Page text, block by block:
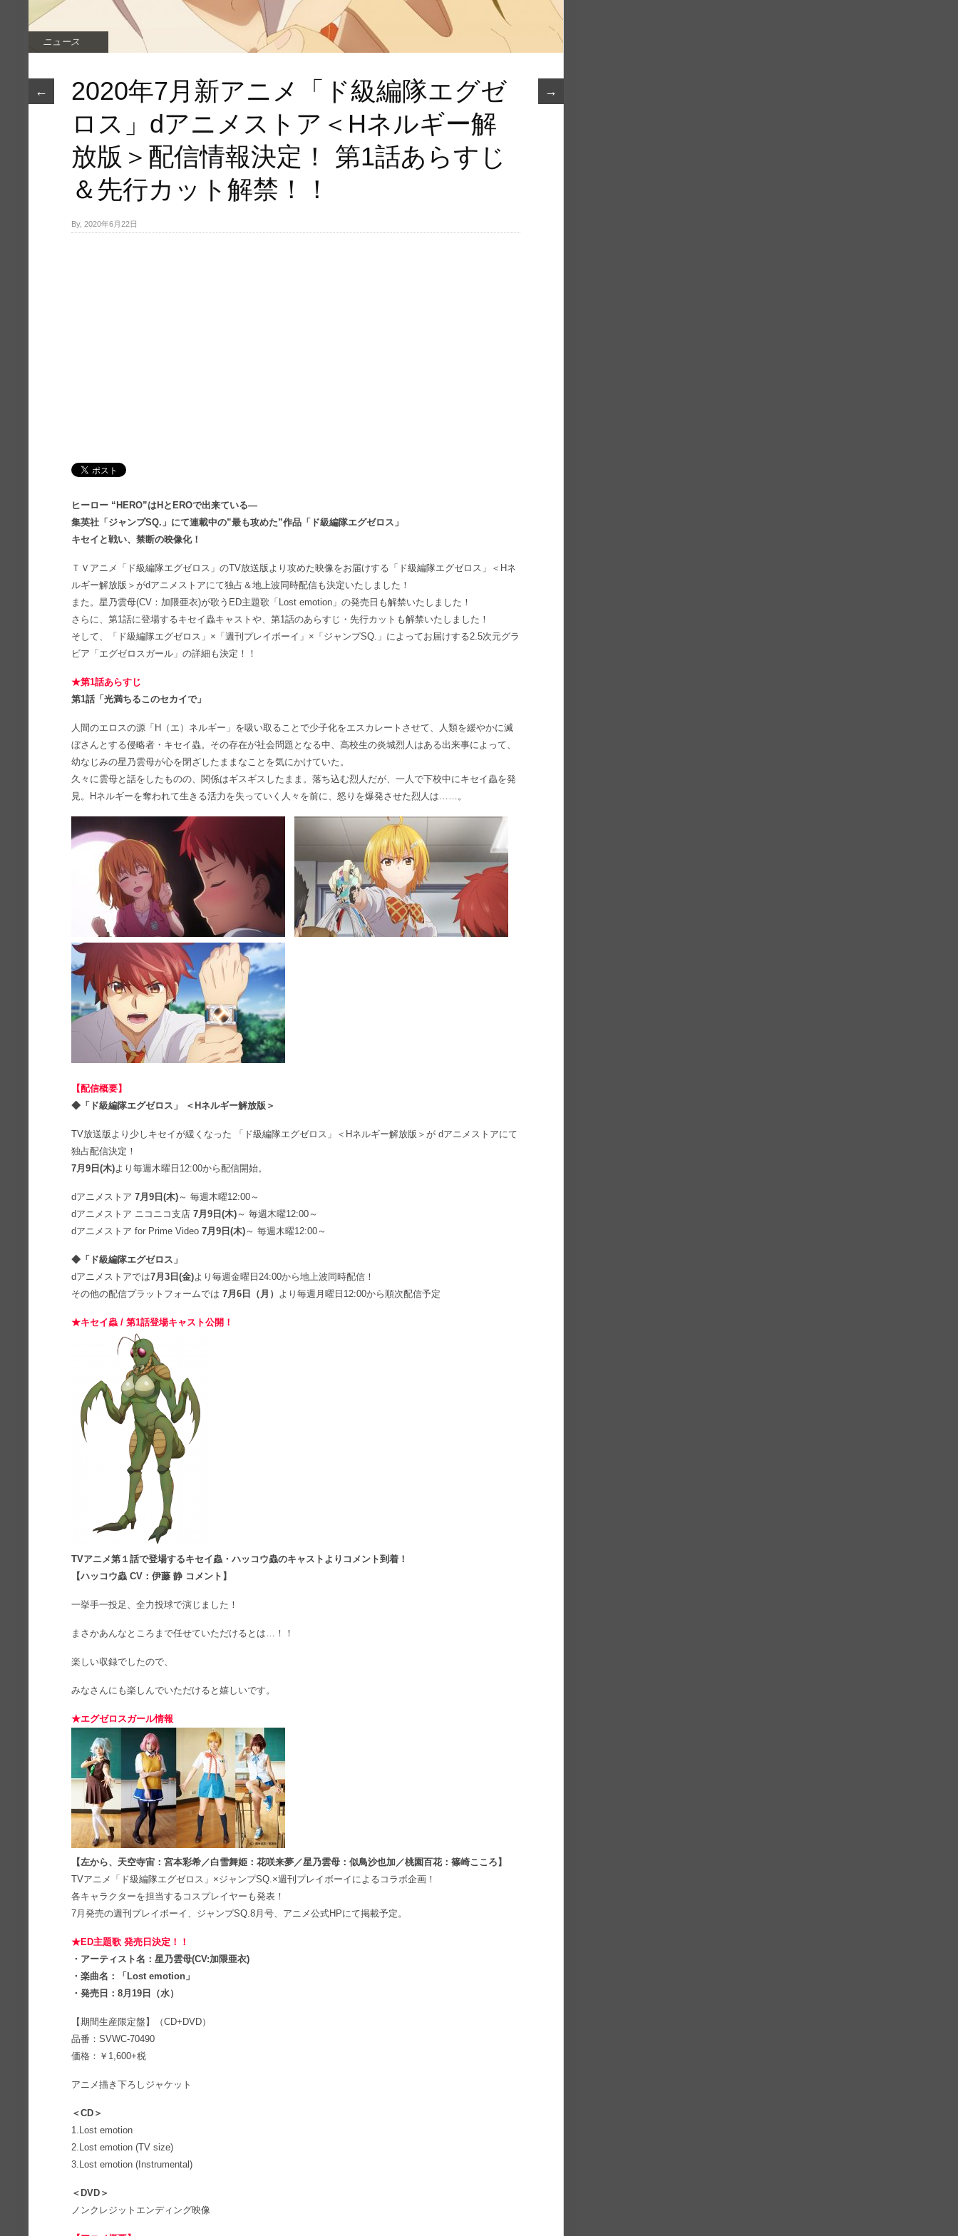
ニュース
← →
2020年7月新アニメ「ド級編隊エグゼ
ロス」dアニメストア＜Hネルギー解
放版＞配信情報決定！ 第1話あらすじ
＆先行カット解禁！！
By, 2020年6月22日
ヒーロー “HERO”はHとEROで出来ている―
集英社「ジャンプSQ.」にて連載中の”最も攻めた”作品「ド級編隊エグゼロス」
キセイと戦い、禁断の映像化！
ＴＶアニメ「ド級編隊エグゼロス」のTV放送版より攻めた映像をお届けする「ド級編隊エグゼロス」＜Hネ
ルギー解放版＞がdアニメストアにて独占＆地上波同時配信も決定いたしました！
また。星乃雲母(CV：加隈亜衣)が歌うED主題歌「Lost emotion」の発売日も解禁いたしました！
さらに、第1話に登場するキセイ蟲キャストや、第1話のあらすじ・先行カットも解禁いたしました！
そして、「ド級編隊エグゼロス」×「週刊プレイボーイ」×「ジャンプSQ.」によってお届けする2.5次元グラ
ビア「エグゼロスガール」の詳細も決定！！
★第1話あらすじ
第1話「光満ちるこのセカイで」
人間のエロスの源「H（エ）ネルギー」を吸い取ることで少子化をエスカレートさせて、人類を緩やかに滅
ぼさんとする侵略者・キセイ蟲。その存在が社会問題となる中、高校生の炎城烈人はある出来事によって、
幼なじみの星乃雲母が心を閉ざしたままなことを気にかけていた。
久々に雲母と話をしたものの、関係はギスギスしたまま。落ち込む烈人だが、一人で下校中にキセイ蟲を発
見。Hネルギーを奪われて生きる活力を失っていく人々を前に、怒りを爆発させた烈人は……。
【配信概要】
◆「ド級編隊エグゼロス」 ＜Hネルギー解放版＞
TV放送版より少しキセイが緩くなった 「ド級編隊エグゼロス」＜Hネルギー解放版＞が dアニメストアにて
独占配信決定！
7月9日(木)より毎週木曜日12:00から配信開始。
dアニメストア 7月9日(木)～ 毎週木曜12:00～
dアニメストア ニコニコ支店7月9日(木)～ 毎週木曜12:00～
dアニメストア for Prime Video7月9日(木)～ 毎週木曜12:00～
◆「ド級編隊エグゼロス」
dアニメストアでは7月3日(金)より毎週金曜日24:00から地上波同時配信！
その他の配信プラットフォームでは7月6日（月） より毎週月曜日12:00から順次配信予定
★キセイ蟲 / 第1話登場キャスト公開！
TVアニメ第１話で登場するキセイ蟲・ハッコウ蟲のキャストよりコメント到着！
【ハッコウ蟲 CV：伊藤 静 コメント】
一挙手一投足、全力投球で演じました！
まさかあんなところまで任せていただけるとは…！！
楽しい収録でしたので、
みなさんにも楽しんでいただけると嬉しいです。
★エグゼロスガール情報
【左から、天空寺宙：宮本彩希／白雪舞姫：花咲来夢／星乃雲母：似鳥沙也加／桃園百花：篠崎こころ】
TVアニメ「ド級編隊エグゼロス」×ジャンプSQ.×週刊プレイボーイによるコラボ企画！
各キャラクターを担当するコスプレイヤーも発表！
7月発売の週刊プレイボーイ、ジャンプSQ.8月号、アニメ公式HPにて掲載予定。
★ED主題歌 発売日決定！！
・アーティスト名：星乃雲母(CV:加隈亜衣)
・楽曲名：「Lost emotion」
・発売日：8月19日（水）
【期間生産限定盤】（CD+DVD）
品番：SVWC-70490
価格：￥1,600+税
アニメ描き下ろしジャケット
＜CD＞
1.Lost emotion
2.Lost emotion (TV size)
3.Lost emotion (Instrumental)
＜DVD＞
ノンクレジットエンディング映像